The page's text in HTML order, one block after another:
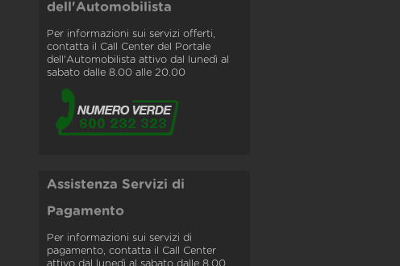
dell'Automobilista
Per informazioni sui servizi offerti,
contatta il Call Center del Portale
dell'Automobilista attivo dal lunedì al
sabato dalle 8.00 alle 20.00
Assistenza Servizi di
Pagamento
Per informazioni sui servizi di
pagamento, contatta il Call Center